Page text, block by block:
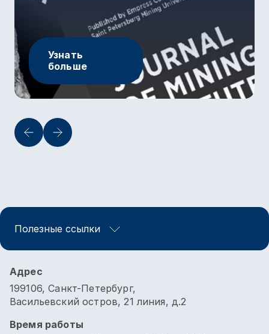
Узнать
больше
Полезные ссылки
Адрес
199106, Санкт-Петербург,
Васильевский остров, 21 линия, д.2
Время работы